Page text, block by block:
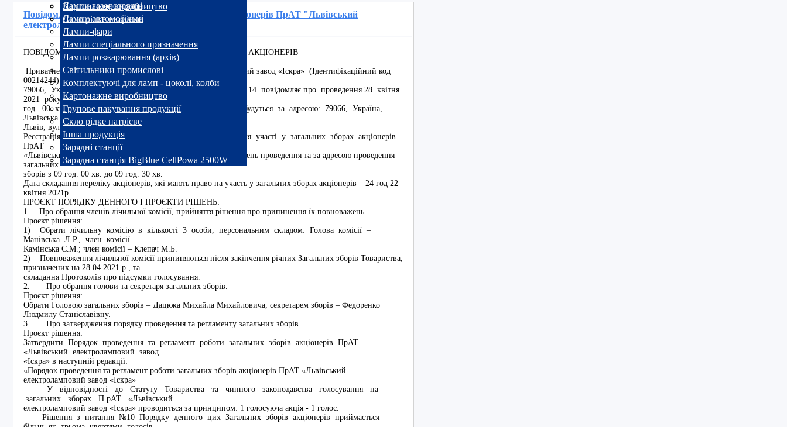
Лампи газорозрядні
Лампи автомобільні
Лампи-фари
Лампи спеціального призначення
Лампи розжарювання (архів)
Світильники промислові
Комплектуючі для ламп - цоколі, колби
Картонажне виробництво
Групове пакування продукції
Скло рідке натрієве
Інша продукція
Зарядні станції
Зарядна станція BigBlue CellPowa 2500W
Картонажне виробництво
Скло рідке натрієве
Повідомлення про проведення Загальних зборів акціонерів ПрАТ "Львівський
електроламповий завод "Іскра"
ПОВІДОМЛЕННЯ ПРО ПРОВЕДЕННЯ ЗАГАЛЬНИХ ЗБОРІВ АКЦІОНЕРІВ
Приватне акціонерне товариство «Львівський електроламповий завод «Іскра» (Ідентифікаційний код
00214244)
79066, Україна, Львівська область, м. Львів, вул. Вулецька, 14 повідомляє про проведення 28 квітня
2021 року о 10
год. 00 хв. чергових загальних зборів акціонерів, які відбудуться за адресою: 79066, Україна,
Львівська область, м.
Львів, вул. Вулецька, 14, 2-ий поверх, актовий зал.
Реєстрація акціонерів (їх представників), які прибудуть для участі у загальних зборах акціонерів
ПрАТ
«Львівський електроламповий завод «Іскра», проводиться у день проведення та за адресою проведення
загальних
зборів з 09 год. 00 хв. до 09 год. 30 хв.
Дата складання переліку акціонерів, які мають право на участь у загальних зборах акціонерів – 24 год 22
квітня 2021р.
ПРОЄКТ ПОРЯДКУ ДЕННОГО І ПРОЄКТИ РІШЕНЬ:
1. Про обрання членів лічильної комісії, прийняття рішення про припинення їх повноважень.
Проєкт рішення:
1) Обрати лічильну комісію в кількості 3 особи, персональним складом: Голова комісії –
Манівська Л.Р., член комісії –
Камінська С.М.; член комісії – Клепач М.Б.
2) Повноваження лічильної комісії припиняються після закінчення річних Загальних зборів Товариства,
призначених на 28.04.2021 р., та
складання Протоколів про підсумки голосування.
2. Про обрання голови та секретаря загальних зборів.
Проєкт рішення:
Обрати Головою загальних зборів – Дацюка Михайла Михайловича, секретарем зборів – Федоренко
Людмилу Станіславівну.
3. Про затвердження порядку проведення та регламенту загальних зборів.
Проєкт рішення:
Затвердити Порядок проведення та регламент роботи загальних зборів акціонерів ПрАТ
«Львівський електроламповий завод
«Іскра» в наступній редакції:
«Порядок проведення та регламент роботи загальних зборів акціонерів ПрАТ «Львівський
електроламповий завод «Іскра»
У відповідності до Статуту Товариства та чинного законодавства голосування на
загальних зборах П рАТ «Львівський
електроламповий завод «Іскра» проводиться за принципом: 1 голосуюча акція - 1 голос.
Рішення з питання №10 Порядку денного цих Загальних зборів акціонерів приймається